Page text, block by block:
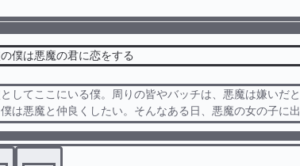
僕は悪魔の君に恋をする
してここにいる僕。周りの皆やバッチは、悪魔は嫌いだ
は悪魔と仲良くしたい。そんなある日、悪魔の女の子に
人生は変わっていく＿＿